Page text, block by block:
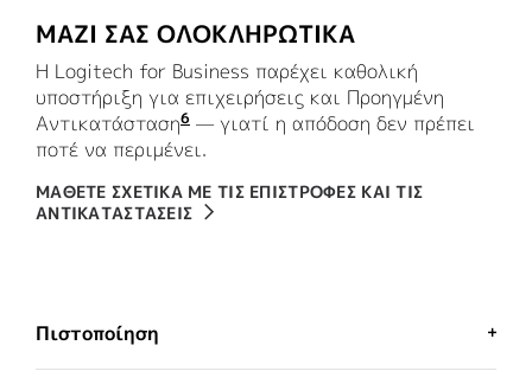
ΜΑΖΙ ΣΑΣ ΟΛΟΚΛΗΡΩΤΙΚΑ
Η Logitech for Business παρέχει καθολική
υποστήριξη για επιχειρήσεις και Προηγμένη
Αντικατάσταση6 Η υπηρεσία διατίθεται με αγορά
— γιατί η απόδοση δεν πρέπει
ποτέ να περιμένει.
ΜΑΘΕΤΕ ΣΧΕΤΙΚΑ ΜΕ ΤΙΣ ΕΠΙΣΤΡΟΦΕΣ ΚΑΙ ΤΙΣ
ΑΝΤΙΚΑΤΑΣΤΑΣΕΙΣ
Πιστοποίηση